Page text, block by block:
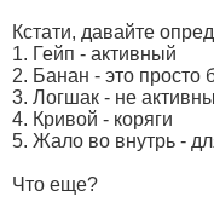
Кстати, давайте
1. Гейп - активный
2. Банан - это просто
3. Логшак - не
4. Кривой - коряги
5. Жало во внутрь -
Что еще?